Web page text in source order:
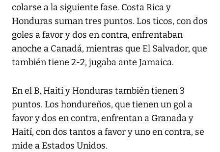
colarse a la siguiente fase. Costa Rica y
Honduras suman tres puntos. Los ticos, con dos
goles a favor y dos en contra, enfrentaban
anoche a Canadá, mientras que El Salvador, que
también tiene 2-2, jugaba ante Jamaica.
En el B, Haití y Honduras también tienen 3
puntos. Los hondureños, que tienen un gol a
favor y dos en contra, enfrentan a Granada y
Haití, con dos tantos a favor y uno en contra, se
mide a Estados Unidos.